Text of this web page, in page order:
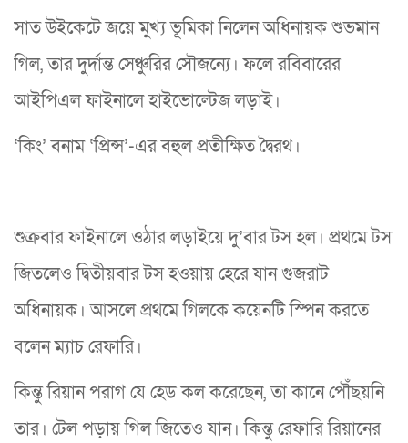
সাত উইকেটে জয়ে মুখ্য ভূমিকা নিলেন অধিনায়ক শুভমান
গিল, তার দুর্দান্ত সেঞ্চুরির সৌজন্যে। ফলে রবিবারের
আইপিএল ফাইনালে হাইভোল্টেজ লড়াই।
‘কিং’ বনাম ‘প্রিন্স’-এর বহুল প্রতীক্ষিত দ্বৈরথ।
শুক্রবার ফাইনালে ওঠার লড়াইয়ে দু’বার টস হল। প্রথমে টস
জিতলেও দ্বিতীয়বার টস হওয়ায় হেরে যান গুজরাট
অধিনায়ক। আসলে প্রথমে গিলকে কয়েনটি স্পিন করতে
বলেন ম্যাচ রেফারি।
কিন্তু রিয়ান পরাগ যে হেড কল করেছেন, তা কানে পৌঁছয়নি
তার। টেল পড়ায় গিল জিতেও যান। কিন্তু রেফারি রিয়ানের